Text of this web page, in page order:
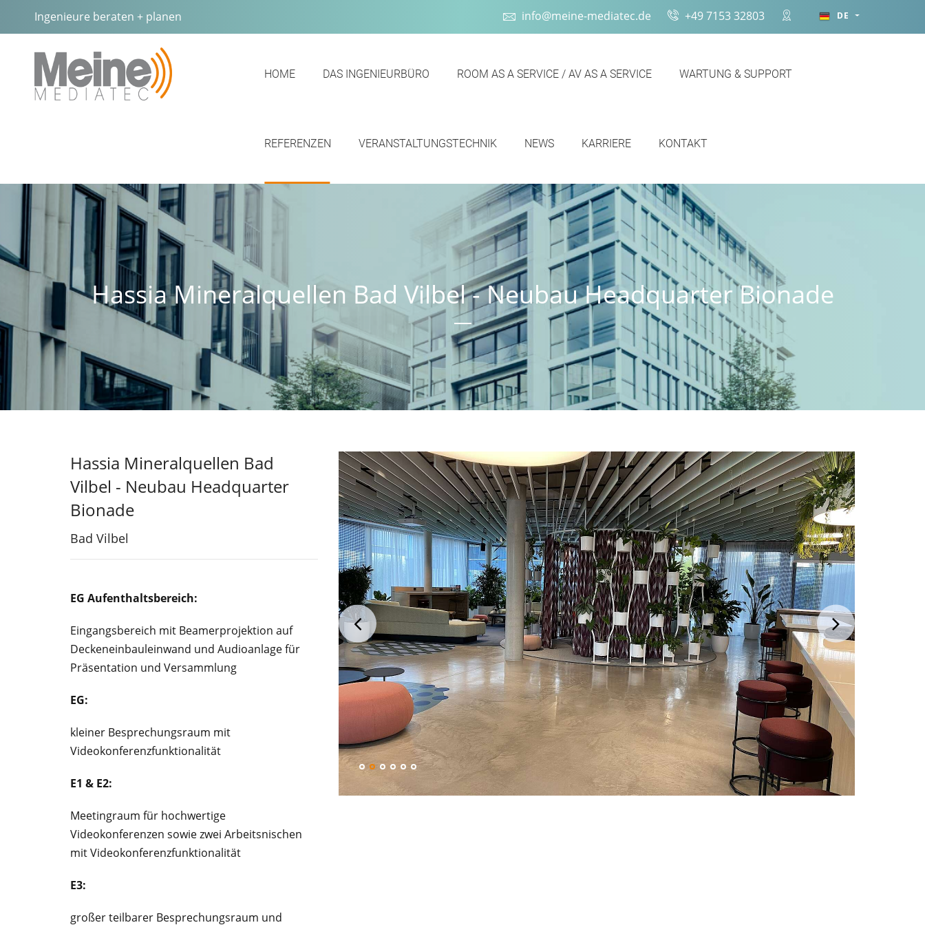
Ingenieure beraten + planen info@meine-mediatec.de +49 7153 32803 DE
HOME DAS INGENIEURBÜRO ROOM AS A SERVICE / AV AS A SERVICE WARTUNG & SUPPORT
REFERENZEN VERANSTALTUNGSTECHNIK NEWS KARRIERE KONTAKT
Hassia Mineralquellen Bad Vilbel - Neubau Headquarter Bionade
Hassia Mineralquellen Bad
Vilbel - Neubau Headquarter
Bionade
Bad Vilbel
EG Aufenthaltsbereich:
Eingangsbereich mit Beamerprojektion auf
Deckeneinbauleinwand und Audioanlage für
Präsentation und Versammlung
EG:
kleiner Besprechungsraum mit
Videokonferenzfunktionalität
E1 & E2:
Meetingraum für hochwertige
Videokonferenzen sowie zwei Arbeitsnischen
mit Videokonferenzfunktionalität
E3:
großer teilbarer Besprechungsraum und